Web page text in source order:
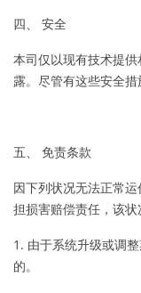
四、 安全
本司仅以现有技术提
露。尽管有这些安全措
五、 免责条款
因下列状况无法正常
担损害赔偿责任，该状
1. 由于系统升级或调
的。